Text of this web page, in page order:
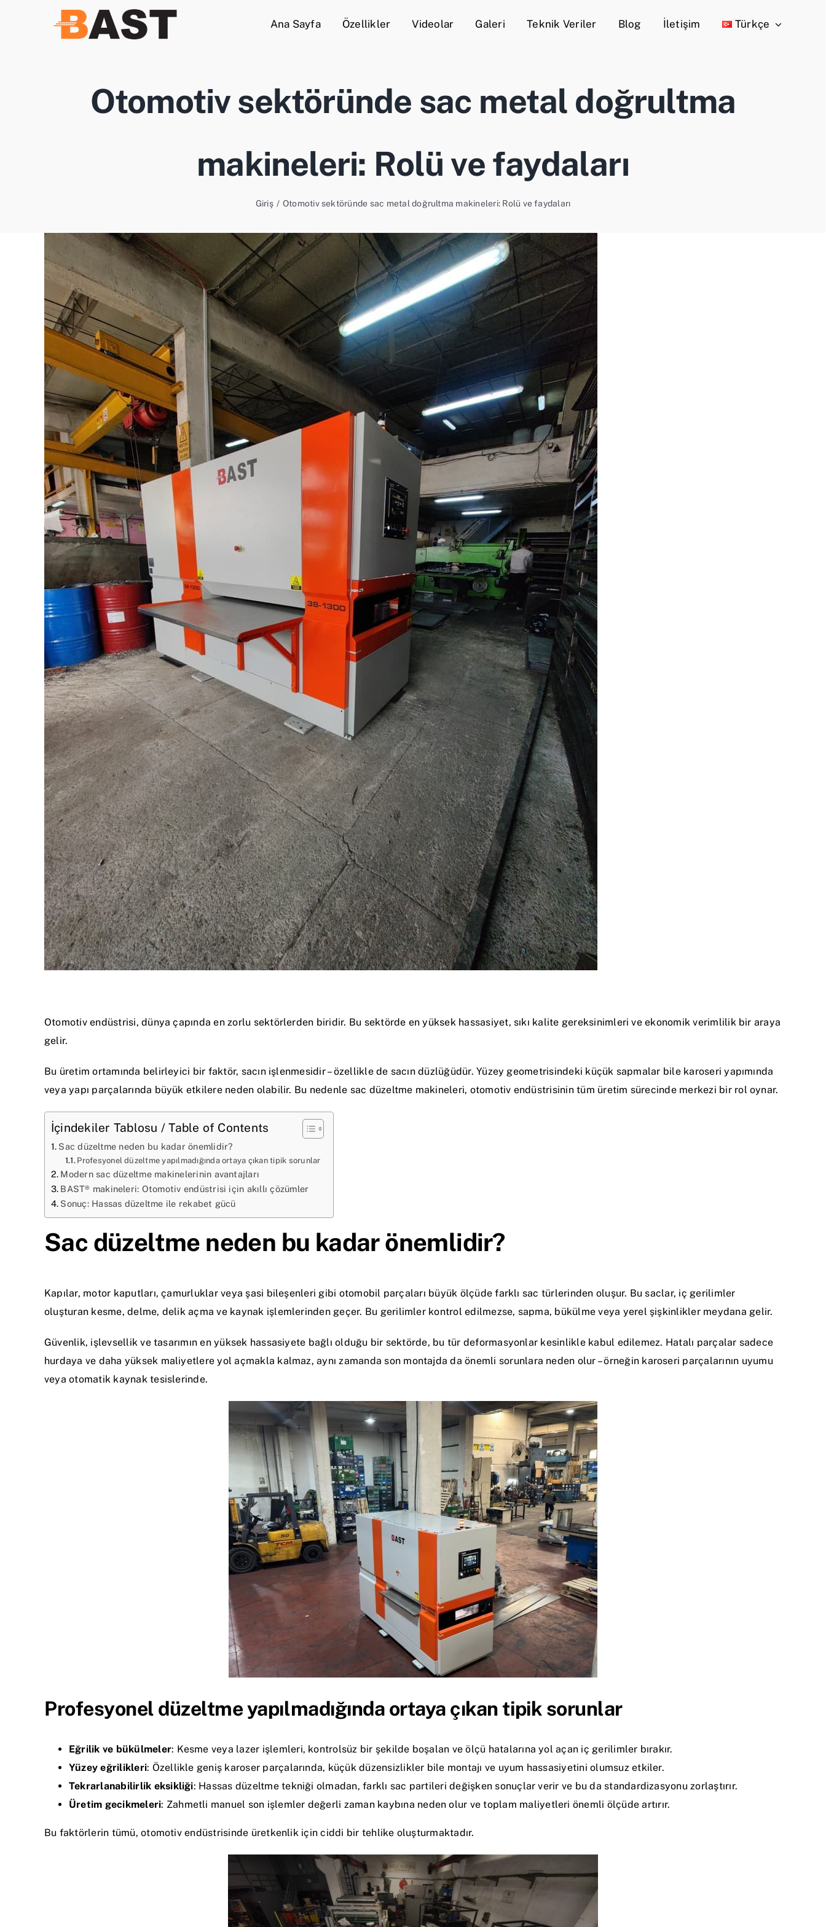
Ana Sayfa Özellikler Videolar Galeri Teknik Veriler Blog İletişim Türkçe
Otomotiv sektöründe sac metal doğrultma
makineleri: Rolü ve faydaları
Giriş Otomotiv sektöründe sac metal doğrultma makineleri: Rolü ve faydaları
Otomotiv endüstrisi, dünya çapında en zorlu sektörlerden biridir. Bu sektörde en yüksek hassasiyet, sıkı kalite gereksinimleri ve ekonomik verimlilik bir araya
gelir.
Bu üretim ortamında belirleyici bir faktör, sacın işlenmesidir – özellikle de sacın düzlüğüdür. Yüzey geometrisindeki küçük sapmalar bile karoseri yapımında
veya yapı parçalarında büyük etkilere neden olabilir. Bu nedenle sac düzeltme makineleri, otomotiv endüstrisinin tüm üretim sürecinde merkezi bir rol oynar.
İçindekiler Tablosu / Table of Contents
Sac düzeltme neden bu kadar önemlidir?
Profesyonel düzeltme yapılmadığında ortaya çıkan tipik sorunlar
Modern sac düzeltme makinelerinin avantajları
BAST® makineleri: Otomotiv endüstrisi için akıllı çözümler
Sonuç: Hassas düzeltme ile rekabet gücü
Sac düzeltme neden bu kadar önemlidir?
Kapılar, motor kaputları, çamurluklar veya şasi bileşenleri gibi otomobil parçaları büyük ölçüde farklı sac türlerinden oluşur. Bu saclar, iç gerilimler
oluşturan kesme, delme, delik açma ve kaynak işlemlerinden geçer. Bu gerilimler kontrol edilmezse, sapma, bükülme veya yerel şişkinlikler meydana gelir.
Güvenlik, işlevsellik ve tasarımın en yüksek hassasiyete bağlı olduğu bir sektörde, bu tür deformasyonlar kesinlikle kabul edilemez. Hatalı parçalar sadece
hurdaya ve daha yüksek maliyetlere yol açmakla kalmaz, aynı zamanda son montajda da önemli sorunlara neden olur – örneğin karoseri parçalarının uyumu
veya otomatik kaynak tesislerinde.
Profesyonel düzeltme yapılmadığında ortaya çıkan tipik sorunlar
Eğrilik ve bükülmeler: Kesme veya lazer işlemleri, kontrolsüz bir şekilde boşalan ve ölçü hatalarına yol açan iç gerilimler bırakır.
Yüzey eğrilikleri: Özellikle geniş karoser parçalarında, küçük düzensizlikler bile montajı ve uyum hassasiyetini olumsuz etkiler.
Tekrarlanabilirlik eksikliği: Hassas düzeltme tekniği olmadan, farklı sac partileri değişken sonuçlar verir ve bu da standardizasyonu zorlaştırır.
Üretim gecikmeleri: Zahmetli manuel son işlemler değerli zaman kaybına neden olur ve toplam maliyetleri önemli ölçüde artırır.
Bu faktörlerin tümü, otomotiv endüstrisinde üretkenlik için ciddi bir tehlike oluşturmaktadır.